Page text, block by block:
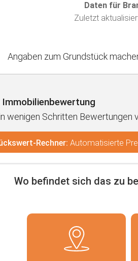
Daten für
Zuletzt
Angaben zum Grundstück
wenigen Schritten
Rechner: Automatisierte